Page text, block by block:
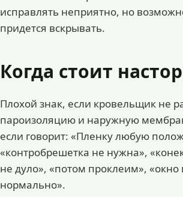
исправлять неприятно, но
придется вскрывать.
Когда стоит
Плохой знак, если кровельщик не
пароизоляцию и наружную
если говорит: «Пленку любую
«контробрешетка не нужна»,
не дуло», «потом проклеим»,
нормально».